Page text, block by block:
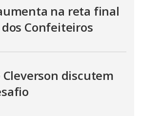
na reta final
Confeiteiros
Cleverson discutem